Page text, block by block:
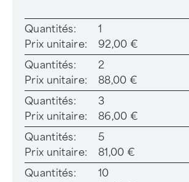
Quantités:
1
Prix unitaire:
92,00 €
Quantités:
2
Prix unitaire:
88,00 €
Quantités:
3
Prix unitaire:
86,00 €
Quantités:
5
Prix unitaire:
81,00 €
Quantités:
10